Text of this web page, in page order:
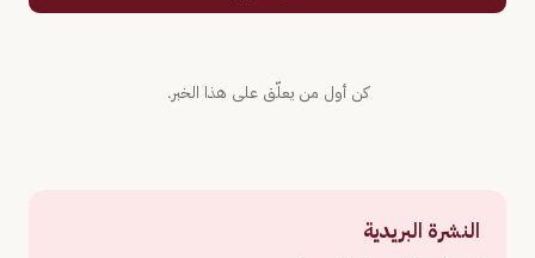
كن أول من يعلّق على هذا الخبر.
النشرة البريدية